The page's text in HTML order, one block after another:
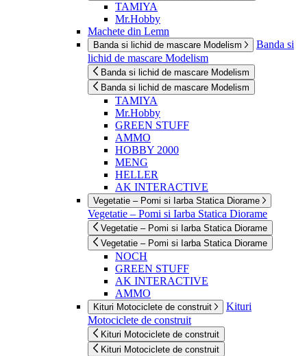
TAMIYA
Mr.Hobby
Machete din Lemn
Banda si lichid de mascare Modelism
Banda si
lichid de mascare Modelism
Banda si lichid de mascare Modelism
Banda si lichid de mascare Modelism
TAMIYA
Mr.Hobby
GREEN STUFF
AMMO
HOBBY 2000
MENG
HELLER
AK INTERACTIVE
Vegetatie – Pomi si Iarba Statica Diorame
Vegetatie – Pomi si Iarba Statica Diorame
Vegetatie – Pomi si Iarba Statica Diorame
Vegetatie – Pomi si Iarba Statica Diorame
NOCH
GREEN STUFF
AK INTERACTIVE
AMMO
Kituri Motociclete de construit
Kituri
Motociclete de construit
Kituri Motociclete de construit
Kituri Motociclete de construit